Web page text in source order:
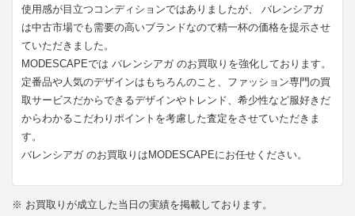
使用感が目立つコンディションではありましたが、 バレンシアガ
は中古市場でも需要の高いブランドなので精一杯の価格を提示させ
ていただきました。
MODESCAPEでは バレンシアガ のお買取りを強化しております。
定番品や人気のデザインはもちろんのこと、ファッション専門の買
取サービスだからできるデザインやトレンド、希少性など服好きだ
からわかるこだわりポイントを考慮した査定をさせていただきま
す。
バレンシアガ のお買取りはMODESCAPEにお任せください。
※ お買取りが成立した当日の実績を掲載しております。